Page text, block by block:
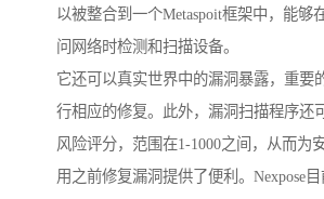
以被整合到一个Metaspoit框架中，能够
问网络时检测和扫描设备。
它还可以真实世界中的漏洞暴露，重要
行相应的修复。此外，漏洞扫描程序还
风险评分，范围在1-1000之间，从而为
用之前修复漏洞提供了便利。Nexpose